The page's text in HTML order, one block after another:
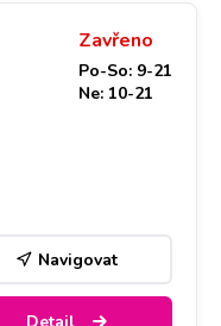
Zavřeno
Po-So: 9-21
Ne: 10-21
Navigovat
Detail